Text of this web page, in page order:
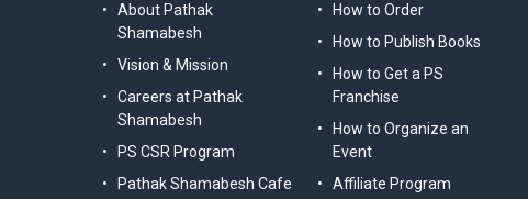
How to Order
How to Publish Books
How to Get a PS
Franchise
How to Organize an
Event
Affiliate Program
About Pathak
Shamabesh
Vision & Mission
Careers at Pathak
Shamabesh
PS CSR Program
Pathak Shamabesh Cafe